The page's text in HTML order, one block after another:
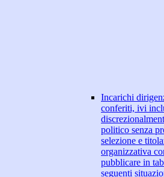
Incarichi
conferiti, ivi
politico senza
selezione e
organizzativa
pubblicare in
seguenti